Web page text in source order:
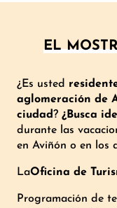
EL
¿Es usted
aglomeración de
ciudad? ¿Busca
durante las
en Aviñón o en los
LaOficina de
Programación de